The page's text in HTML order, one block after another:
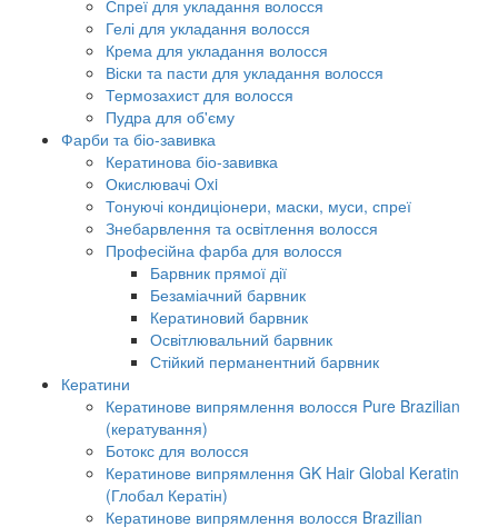
Спреї для укладання волосся
Гелі для укладання волосся
Крема для укладання волосся
Віски та пасти для укладання волосся
Термозахист для волосся
Пудра для об'єму
Фарби та біо-завивка
Кератинова біо-завивка
Окислювачі Oxi
Тонуючі кондиціонери, маски, муси, спреї
Знебарвлення та освітлення волосся
Професійна фарба для волосся
Барвник прямої дії
Безаміачний барвник
Кератиновий барвник
Освітлювальний барвник
Стійкий перманентний барвник
Кератини
Кератинове випрямлення волосся Pure Brazilian
(кератування)
Ботокс для волосся
Кератинове випрямлення GK Hair Global Keratin
(Глобал Кератін)
Кератинове випрямлення волосся Brazilian